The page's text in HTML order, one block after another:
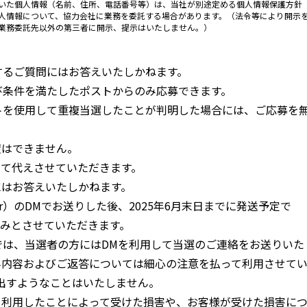
た個人情報（名前、住所、電話番号等）は、当社が別途定める個人情報保護方針
情報について、協力会社に業務を委託する場合があります。（法令等により開示
委託先以外の第三者に開示、提示はいたしません。）
質問にはお答えいたしかねます。
を満たしたポストからのみ応募できます。
使用して重複当選したことが判明した場合には、ご応募を
できません。
えさせていただきます。
答えいたしかねます。
DMでお送りした後、 2025年6月末日 までに発送予定で
とさせていただきます。
当選者の方にはDMを利用して当選のご連絡をお送りいた
容およびご返答については細心の注意を払って利用させて
ようなことはいたしません。
用したことによって受けた損害や、お客様が受けた損害に